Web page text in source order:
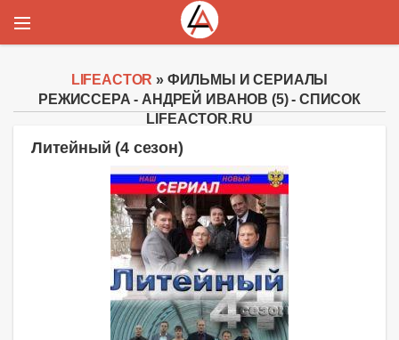
LIFEACTOR » ФИЛЬМЫ И СЕРИАЛЫ
РЕЖИССЕРА - АНДРЕЙ ИВАНОВ (5) - СПИСОК
LIFEACTOR.RU
Литейный (4 сезон)